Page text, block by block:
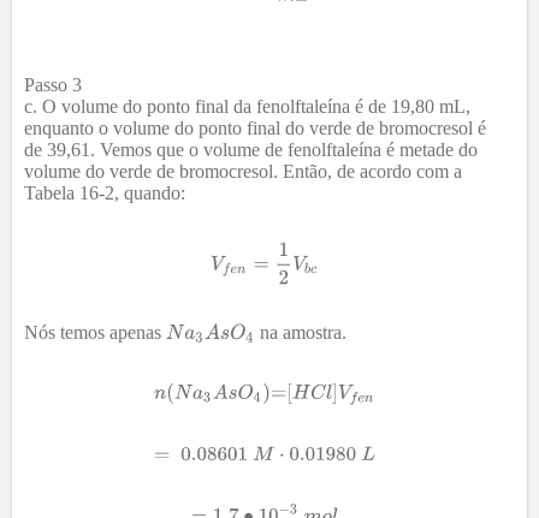
Passo 3
O volume do ponto final da fenolftaleína é de 19,80 mL,
enquanto o volume do ponto final do verde de bromocresol é
de 39,61. Vemos que o volume de fenolftaleína é metade do
volume do verde de bromocresol. Então, de acordo com a
Tabela 16-2, quando:
Nós temos apenas na amostra.